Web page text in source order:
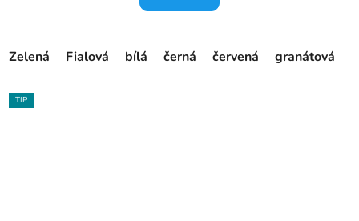
Zelená Fialová bílá černá červená granátová
TIP